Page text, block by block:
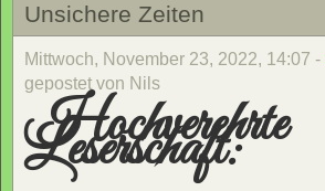
Unsichere Zeiten
Mittwoch, November 23, 2022, 14:07 -
gepostet von Nils
Hochverehrte
Leserschaft: